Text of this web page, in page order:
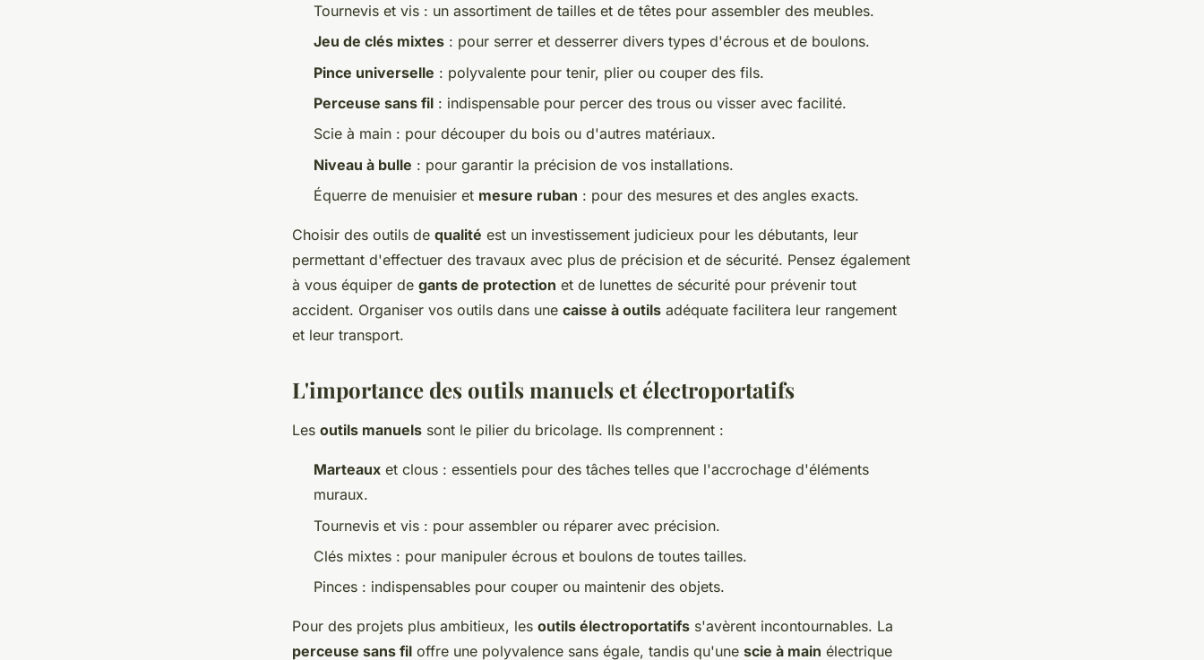
Tournevis et vis : un assortiment de tailles et de têtes pour assembler des meubles.
Jeu de clés mixtes : pour serrer et desserrer divers types d'écrous et de boulons.
Pince universelle : polyvalente pour tenir, plier ou couper des fils.
Perceuse sans fil : indispensable pour percer des trous ou visser avec facilité.
Scie à main : pour découper du bois ou d'autres matériaux.
Niveau à bulle : pour garantir la précision de vos installations.
Équerre de menuisier et mesure ruban : pour des mesures et des angles exacts.
Choisir des outils de qualité est un investissement judicieux pour les débutants, leur
permettant d'effectuer des travaux avec plus de précision et de sécurité. Pensez également
à vous équiper de gants de protection et de lunettes de sécurité pour prévenir tout
accident. Organiser vos outils dans une caisse à outils adéquate facilitera leur rangement
et leur transport.
L'importance des outils manuels et électroportatifs
Les outils manuels sont le pilier du bricolage. Ils comprennent :
Marteaux et clous : essentiels pour des tâches telles que l'accrochage d'éléments
muraux.
Tournevis et vis : pour assembler ou réparer avec précision.
Clés mixtes : pour manipuler écrous et boulons de toutes tailles.
Pinces : indispensables pour couper ou maintenir des objets.
Pour des projets plus ambitieux, les outils électroportatifs s'avèrent incontournables. La
perceuse sans fil offre une polyvalence sans égale, tandis qu'une scie à main électrique